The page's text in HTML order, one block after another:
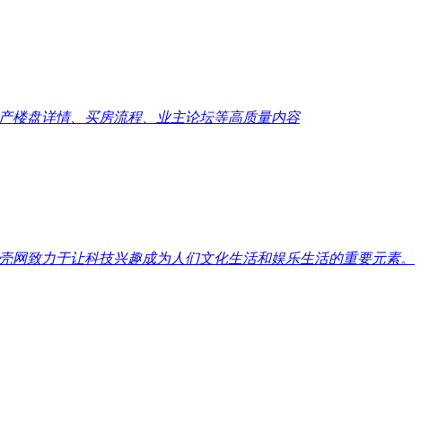
楼盘详情、买房流程、业主论坛等高质量内容
致力于让科技兴趣成为人们文化生活和娱乐生活的重要元素。